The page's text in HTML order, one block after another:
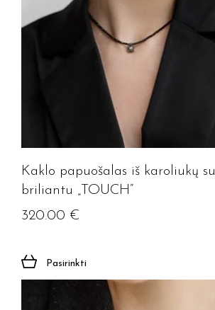
Kaklo papuošalas iš karoliukų su
briliantu „TOUCH”
320.00 €
Pasirinkti